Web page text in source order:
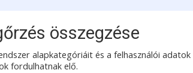
összegzése
alapkategóriáit és a felhasználói
fordulhatnak elő.